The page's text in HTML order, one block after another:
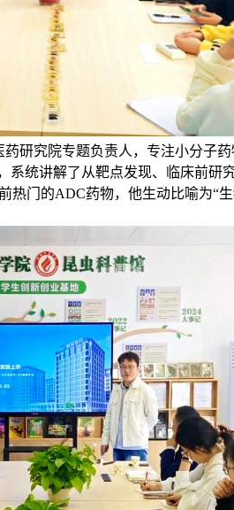
研究院专题负责人，专注小分子
系统讲解了从靶点发现、临床前研
门的ADC药物，他生动比喻为“